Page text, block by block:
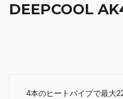
DEEPCOOL
4本のヒートパイプで最大